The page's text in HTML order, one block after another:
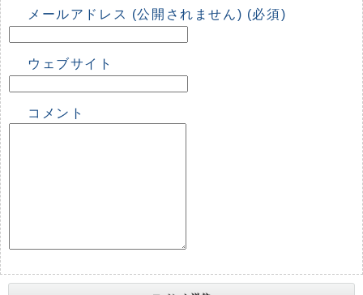
メールアドレス (公開されません) (必須)
ウェブサイト
コメント